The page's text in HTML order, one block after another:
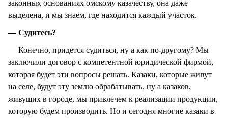
законных основаниях омскому казачеству, она даже
выделена, и мы знаем, где находится каждый участок.
— Судитесь?
— Конечно, придется судиться, ну а как по-другому? Мы
заключили договор с компетентной юридической фирмой,
которая будет эти вопросы решать. Казаки, которые живут
на селе, будут эту землю обрабатывать, ну а казаков,
живущих в городе, мы привлечем к реализации продукции,
которую будем производить. Но и сегодня многие казаки в